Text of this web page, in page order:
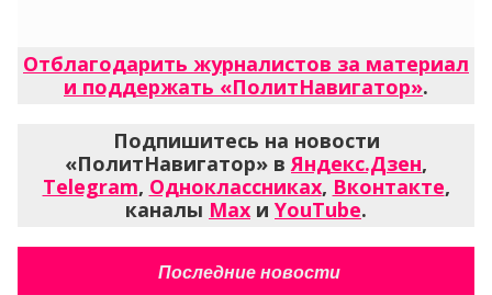
Отблагодарить журналистов за материал
и поддержать «ПолитНавигатор».
Подпишитесь на новости
«ПолитНавигатор» вЯндекс.Дзен,
Telegram, Одноклассниках, Вконтакте,
каналы Max и YouTube.
Последние новости